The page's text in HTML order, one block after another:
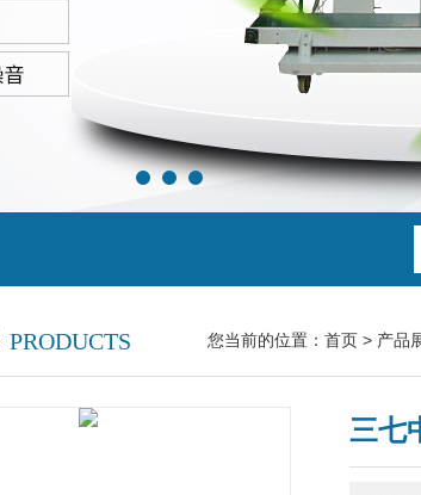
PRODUCTS 您当前的位置： 首页 > 产品
三七